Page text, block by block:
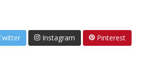
Instagram
Pinterest